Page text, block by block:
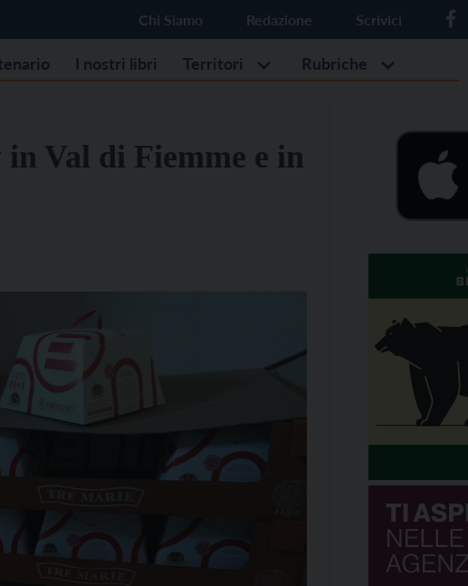
Chi Siamo Redazione Scrivici
I nostri libri Territori Rubriche
Val di Fiemme e in